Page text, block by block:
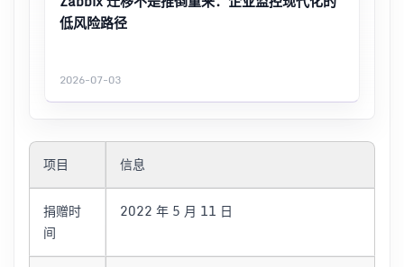
低风险路径
2026-07-03
项目 信息
捐赠时
间
2022 年 5 月 11 日